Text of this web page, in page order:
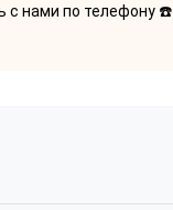
с нами по телефону ☎️